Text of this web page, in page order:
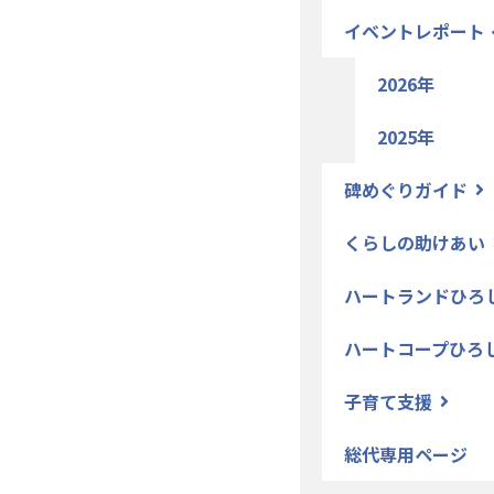
イベントレポート
2026年
2025年
碑めぐりガイド
くらしの助けあい
ハートランドひろ
ハートコープひろ
子育て支援
総代専用ページ